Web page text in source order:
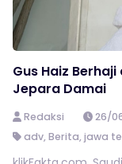
Gus Haiz
Jepara Damai
Redaksi
26/
adv, Berita, jawa